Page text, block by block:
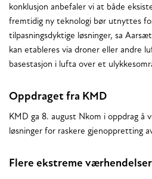
konklusjon anbefaler vi at både
fremtidig ny teknologi bør utnyttes
tilpasningsdyktige løsninger, sa
kan etableres via droner eller andre
basestasjon i lufta over et
Oppdraget fra KMD
KMD ga 8. august Nkom i oppdrag å
løsninger for raskere gjenoppretting
Flere ekstreme værhendelser